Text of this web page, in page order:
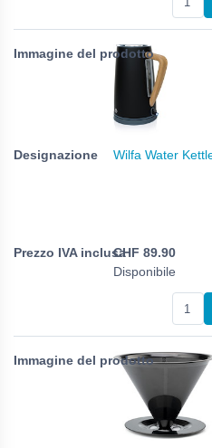
Wilfa Water
CHF 89.90
Disponibile